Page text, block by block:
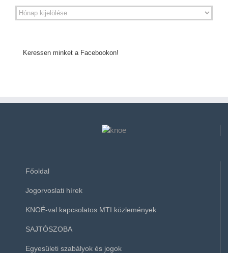
Keressen minket a Facebookon!
Főoldal
Jogorvoslati hírek
KNOÉ-val kapcsolatos MTI közlemények
SAJTÓSZOBA
Egyesületi szabályok és jogok